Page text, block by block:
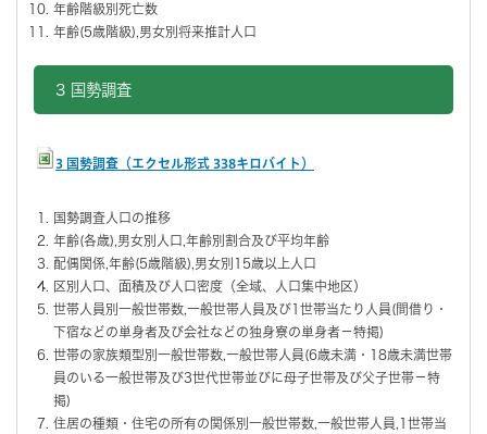
年齢階級別死亡数
年齢(5歳階級),男女別将来推計人口
3 国勢調査
3 国勢調査（エクセル形式 338キロバイト）
国勢調査人口の推移
年齢(各歳),男女別人口,年齢別割合及び平均年齢
配偶関係,年齢(5歳階級),男女別15歳以上人口
区別人口、面積及び人口密度（全域、人口集中地区）
世帯人員別一般世帯数,一般世帯人員及び1世帯当たり人員(間借り・
下宿などの単身者及び会社などの独身寮の単身者－特掲)
世帯の家族類型別一般世帯数,一般世帯人員(6歳未満・18歳未満世帯
員のいる一般世帯及び3世代世帯並びに母子世帯及び父子世帯－特
掲)
住居の種類・住宅の所有の関係別一般世帯数,一般世帯人員,1世帯当